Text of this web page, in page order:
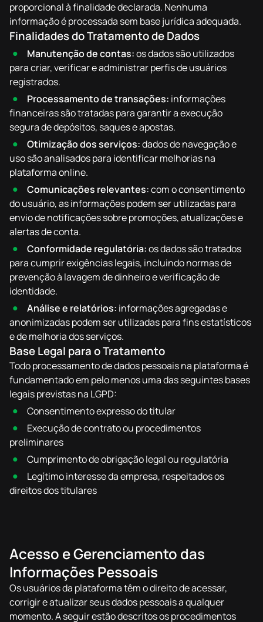
proporcional à finalidade declarada. Nenhuma
informação é processada sem base jurídica adequada.
Finalidades do Tratamento de Dados
Manutenção de contas:os dados são utilizados
para criar, verificar e administrar perfis de usuários
registrados.
Processamento de transações: informações
financeiras são tratadas para garantir a execução
segura de depósitos, saques e apostas.
Otimização dos serviços:dados de navegação e
uso são analisados para identificar melhorias na
plataforma online.
Comunicações relevantes:com o consentimento
do usuário, as informações podem ser utilizadas para
envio de notificações sobre promoções, atualizações e
alertas de conta.
Conformidade regulatória:os dados são tratados
para cumprir exigências legais, incluindo normas de
prevenção à lavagem de dinheiro e verificação de
identidade.
Análise e relatórios: informações agregadas e
anonimizadas podem ser utilizadas para fins estatísticos
e de melhoria dos serviços.
Base Legal para o Tratamento
Todo processamento de dados pessoais na plataforma é
fundamentado em pelo menos uma das seguintes bases
legais previstas na LGPD:
Consentimento expresso do titular
Execução de contrato ou procedimentos
preliminares
Cumprimento de obrigação legal ou regulatória
Legítimo interesse da empresa, respeitados os
direitos dos titulares
Acesso e Gerenciamento das
Informações Pessoais
Os usuários da plataforma têm o direito de acessar,
corrigir e atualizar seus dados pessoais a qualquer
momento. A seguir estão descritos os procedimentos